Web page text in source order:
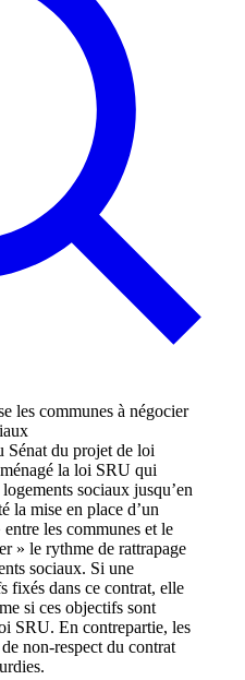
Sénat du projet de loi
la loi SRU qui
sociaux jusqu’en
la mise en place d’un
les communes et le
» le rythme de rattrapage
sociaux. Si une
fixés dans ce contrat, elle
si ces objectifs sont
SRU. En contrepartie, les
non-respect du contrat